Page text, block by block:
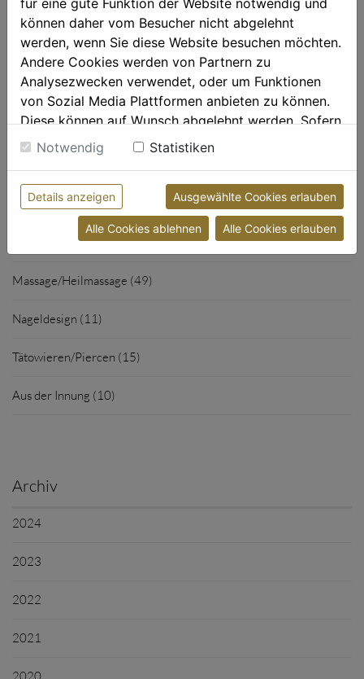
interessieren
Niemand ist zu alt für ein Tattoo
Voll im Trend: Bauchnabel- und Ohrpiercings
Tattoos, die Energie liefern
Themen
Fusspflege (23)
Kosmetik (65)
Massage/Heilmassage (49)
Nageldesign (11)
Tätowieren/Piercen (15)
Aus der Innung (10)
Archiv
2024
2023
2022
2021
2020
für eine gute Funktion der Website notwendig und
können daher vom Besucher nicht abgelehnt
werden, wenn Sie diese Website besuchen möchten.
Andere Cookies werden von Partnern zu
Analysezwecken verwendet, oder um Funktionen
von Sozial Media Plattformen anbieten zu können.
Diese können auf Wunsch abgelehnt werden. Sofern
sie unsere Webseite weiter nutzen, geben Sie
Einwilligung zu unseren Cookies.
Datenschutzerklärung
bzw. imImpressum
Notwendig Statistiken
Details anzeigen Ausgewählte Cookies erlauben
Alle Cookies ablehnen Alle Cookies erlauben